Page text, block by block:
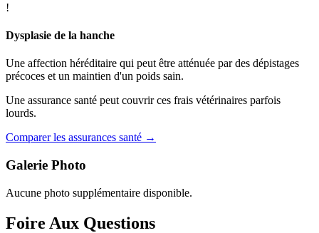
!
Dysplasie de la hanche
Une affection héréditaire qui peut être atténuée par des dépistages
précoces et un maintien d'un poids sain.
Une assurance santé peut couvrir ces frais vétérinaires parfois
lourds.
Comparer les assurances santé →
Galerie Photo
Aucune photo supplémentaire disponible.
Foire Aux Questions